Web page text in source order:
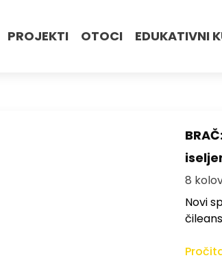
PROJEKTI OTOCI EDUKATIVNI
8
Novi